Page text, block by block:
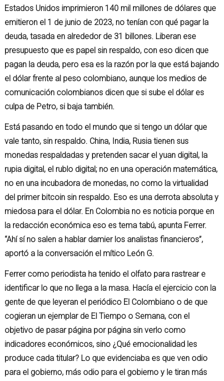
Estados Unidos imprimieron 140 mil millones de dólares que
emitieron el 1 de junio de 2023, no tenían con qué pagar la
deuda, tasada en alrededor de 31 billones. Liberan ese
presupuesto que es papel sin respaldo, con eso dicen que
pagan la deuda, pero esa es la razón por la que está bajando
el dólar frente al peso colombiano, aunque los medios de
comunicación colombianos dicen que si sube el dólar es
culpa de Petro, si baja también.
Está pasando en todo el mundo que si tengo un dólar que
vale tanto, sin respaldo. China, India, Rusia tienen sus
monedas respaldadas y pretenden sacar el yuan digital, la
rupia digital, el rublo digital; no en una operación matemática,
no en una incubadora de monedas, no como la virtualidad
del primer bitcoin sin respaldo. Eso es una derrota absoluta y
miedosa para el dólar. En Colombia no es noticia porque en
la redacción económica eso es tema tabú, apunta Ferrer.
“Ahí sí no salen a hablar damier los analistas financieros”,
aportó a la conversación el mítico León G.
Ferrer como periodista ha tenido el olfato para rastrear e
identificar lo que no llega a la masa. Hacía el ejercicio con la
gente de que leyeran el periódico El Colombiano o de que
cogieran un ejemplar de El Tiempo o Semana, con el
objetivo de pasar página por página sin verlo como
indicadores económicos, sino ¿Qué emocionalidad les
produce cada titular? Lo que evidenciaba es que ven odio
para el gobierno, más odio para el gobierno y le tiran más